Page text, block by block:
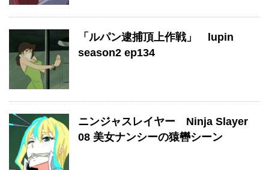
「ルパン逮捕頂上作戦」 lupin
season2 ep134
ニンジャスレイヤー Ninja Slayer
08 美女ナンシーの猿轡シーン